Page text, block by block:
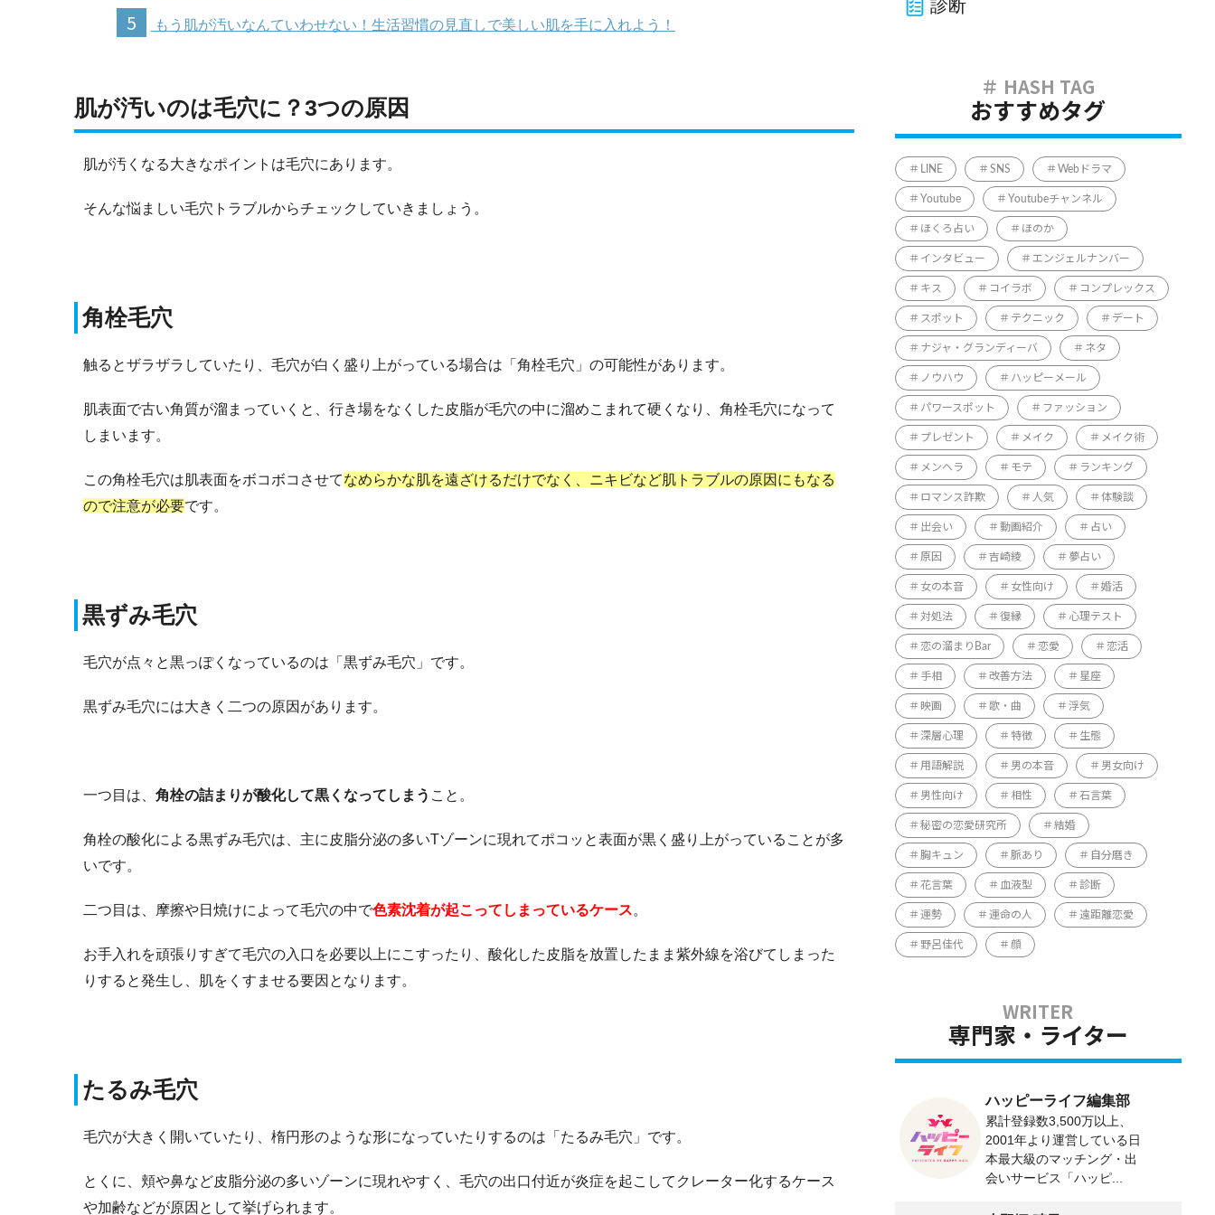
5 もう肌が汚いなんていわせない！生活習慣の見直しで美しい肌を手に入れよう！
肌が汚いのは毛穴に？3つの原因
肌が汚くなる大きなポイントは毛穴にあります。
そんな悩ましい毛穴トラブルからチェックしていきましょう。
角栓毛穴
触るとザラザラしていたり、毛穴が白く盛り上がっている場合は「角栓毛穴」の可能性があります。
肌表面で古い角質が溜まっていくと、行き場をなくした皮脂が毛穴の中に溜めこまれて硬くなり、角栓毛穴になって
しまいます。
この角栓毛穴は肌表面をボコボコさせてなめらかな肌を遠ざけるだけでなく、ニキビなど肌トラブルの原因にもなる
ので注意が必要です。
黒ずみ毛穴
毛穴が点々と黒っぽくなっているのは「黒ずみ毛穴」です。
黒ずみ毛穴には大きく二つの原因があります。
一つ目は、 角栓の詰まりが酸化して黒くなってしまう こと。
角栓の酸化による黒ずみ毛穴は、主に皮脂分泌の多いTゾーンに現れてポコッと表面が黒く盛り上がっていることが多
いです。
二つ目は、摩擦や日焼けによって毛穴の中で色素沈着が起こってしまっているケース。
お手入れを頑張りすぎて毛穴の入口を必要以上にこすったり、酸化した皮脂を放置したまま紫外線を浴びてしまった
りすると発生し、肌をくすませる要因となります。
たるみ毛穴
毛穴が大きく開いていたり、楕円形のような形になっていたりするのは「たるみ毛穴」です。
とくに、頬や鼻など皮脂分泌の多いゾーンに現れやすく、毛穴の出口付近が炎症を起こしてクレーター化するケース
や加齢などが原因として挙げられます。
診断
おすすめタグ
LINE SNS Webドラマ
Youtube Youtubeチャンネル
ほくろ占い ほのか
インタビュー エンジェルナンバー
キス コイラボ コンプレックス
スポット テクニック デート
ナジャ・グランディーバ ネタ
ノウハウ ハッピーメール
パワースポット ファッション
プレゼント メイク メイク術
メンヘラ モテ ランキング
ロマンス詐欺 人気 体験談
出会い 動画紹介 占い
原因 吉崎綾 夢占い
女の本音 女性向け 婚活
対処法 復縁 心理テスト
恋の溜まりBar 恋愛 恋活
手相 改善方法 星座
映画 歌・曲 浮気
深層心理 特徴 生態
用語解説 男の本音 男女向け
男性向け 相性 石言葉
秘密の恋愛研究所 結婚
胸キュン 脈あり 自分磨き
花言葉 血液型 診断
運勢 運命の人 遠距離恋愛
野呂佳代 顔
専門家・ライター
ハッピーライフ編集部
累計登録数3,500万以上、
2001年より運営している日
本最大級のマッチング・出
会いサービス「ハッピ...